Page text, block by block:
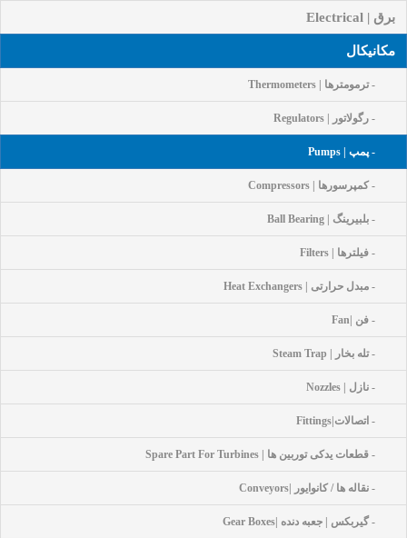
برق | Electrical
مکانیکال
- ترمومترها | Thermometers
- رگولاتور | Regulators
- پمپ | Pumps
- کمپرسورها | Compressors
- بلبیرینگ | Ball Bearing
- فیلترها | Filters
- مبدل حرارتی | Heat Exchangers
- فن |Fan
- تله بخار | Steam Trap
- نازل | Nozzles
- اتصالات|Fittings
- قطعات یدکی توربین ها | Spare Part For Turbines
- نقاله ها / کانوایور |Conveyors
- گیربکس | جعبه دنده |Gear Boxes